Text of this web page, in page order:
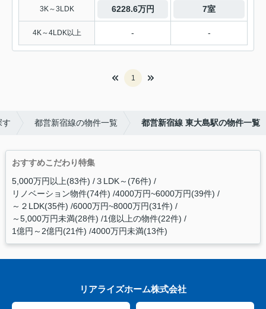
3K～3LDK 6228.6万円 7室
4K～4LDK以上 - -
1
す 都営新宿線の物件一覧 都営新宿線 東大島駅の物件一覧
おすすめこだわり特集
5,000万円以上(83件) ３LDK～(76件)
リノベーション物件(74件) 4000万円~6000万円(39件)
～２LDK(35件) 6000万円~8000万円(31件)
～5,000万円未満(28件) 1億以上の物件(22件)
1億円～2億円(21件) 4000万円未満(13件)
リアライズホーム株式会社